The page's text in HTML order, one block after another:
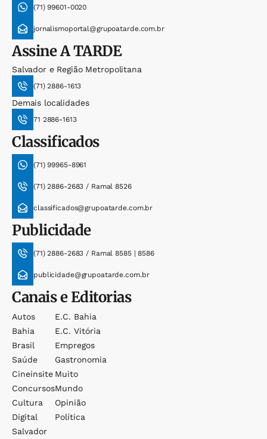
(71) 99601-0020
jornalismoportal@grupoatarde.com.br
AssineA TARDE
Salvador e Região Metropolitana
(71) 2886-1613
Demais localidades
71 2886-1613
Classificados
(71) 99965-8961
(71) 2886-2683 / Ramal 8526
classificados@grupoatarde.com.br
Publicidade
(71) 2886-2683 / Ramal 8585 | 8586
publicidade@grupoatarde.com.br
Canais e Editorias
Autos
Bahia
Brasil
Saúde
Cineinsite
Concursos
Cultura
Digital
Salvador
E.c. Bahia
E.c. Vitória
Empregos
Gastronomia
Muito
Mundo
Opinião
Política